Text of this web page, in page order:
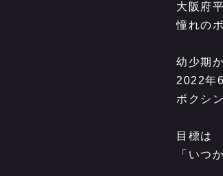
大阪府
憧れの
幼少期
2022年
ボクシ
目標は
「いつ